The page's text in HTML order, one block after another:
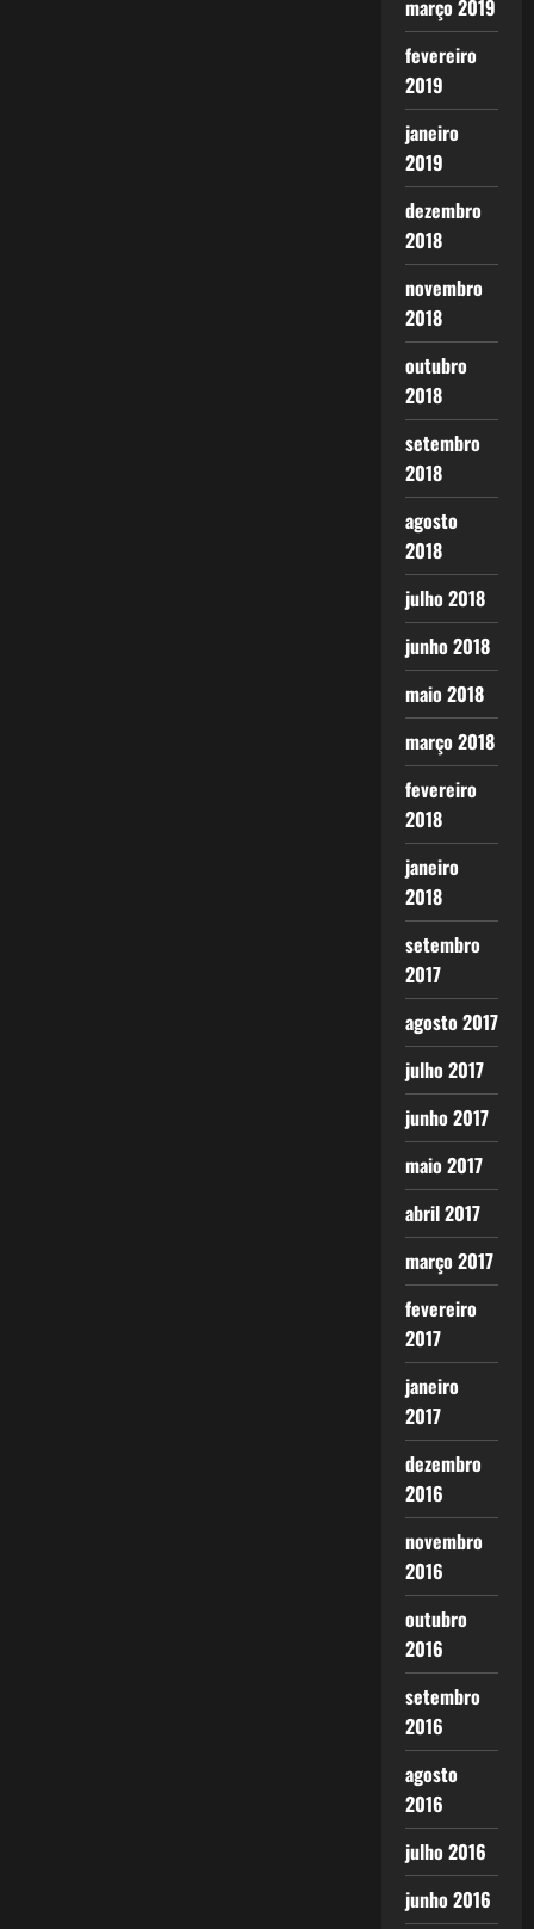
março 2019
fevereiro
2019
janeiro
2019
dezembro
2018
novembro
2018
outubro
2018
setembro
2018
agosto
2018
julho 2018
junho 2018
maio 2018
março 2018
fevereiro
2018
janeiro
2018
setembro
2017
agosto 2017
julho 2017
junho 2017
maio 2017
abril 2017
março 2017
fevereiro
2017
janeiro
2017
dezembro
2016
novembro
2016
outubro
2016
setembro
2016
agosto
2016
julho 2016
junho 2016